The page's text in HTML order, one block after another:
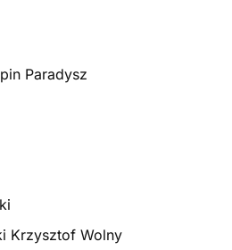
Paradysz
Krzysztof Wolny